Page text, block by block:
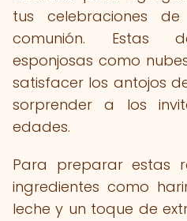
tus celebraciones
comunión. Estas
esponjosas como
satisfacer los antojos
sorprender a los
edades.
Para preparar estas
ingredientes como
leche y un toque de